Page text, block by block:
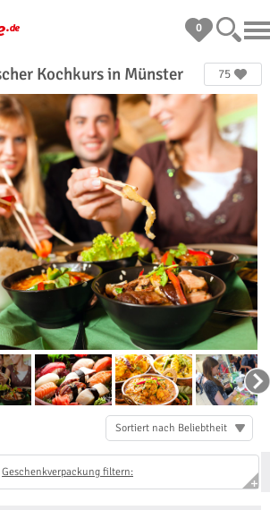
0
Kochkurs in Münster 75
Sortiert nach Beliebtheit
Geschenkverpackung filtern: